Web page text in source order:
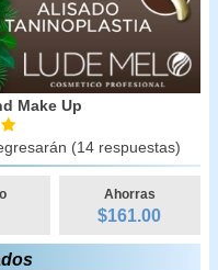
Make Up
(14 respuestas)
Ahorras
$161.00